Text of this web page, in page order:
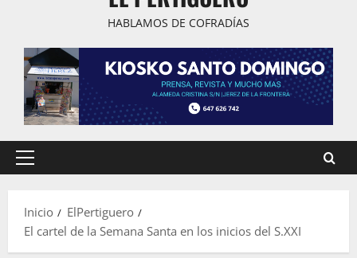
HABLAMOS DE COFRADÍAS
Menú
Inicio
ElPertiguero
El cartel de la Semana Santa en los inicios del S.XXI